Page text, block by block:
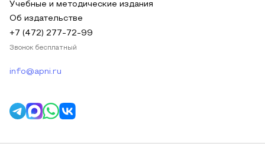
Учебные и методические издания
Об издательстве
+7 (472) 277-72-99
Звонок бесплатный
info@apni.ru